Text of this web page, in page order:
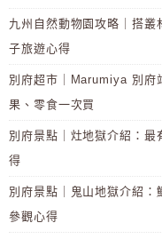
九州自然動物園攻略｜搭叢
子旅遊心得
別府超市｜Marumiya 別府
果、零食一次買
別府景點｜灶地獄介紹：
得
別府景點｜鬼山地獄介紹
參觀心得